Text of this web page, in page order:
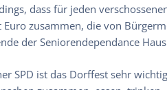
dass für jeden
zusammen, die von
der Seniorendependance
SPD ist das Dorffest sehr